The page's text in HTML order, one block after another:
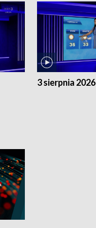
3 sierpnia 2026